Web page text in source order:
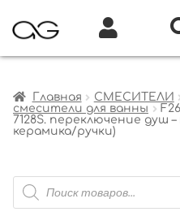
Главная СМЕСИТЕЛИ
смесители для ванны
7128S. переключение душ
керамика/ручки)
Поиск
товаров